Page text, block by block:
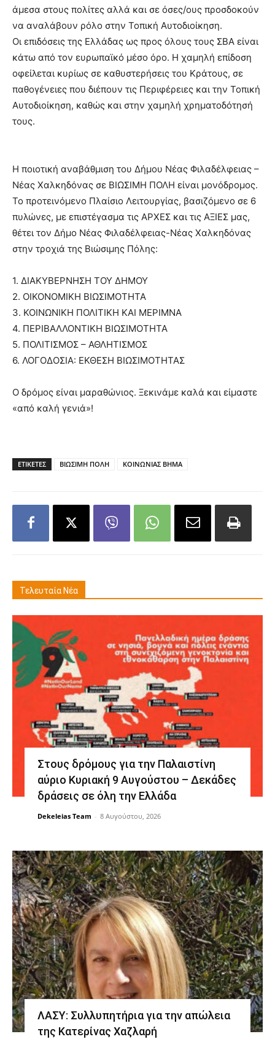
άμεσα στους πολίτες αλλά και σε όσες/ους προσδοκούν
να αναλάβουν ρόλο στην Τοπική Αυτοδιοίκηση.
Οι επιδόσεις της Ελλάδας ως προς όλους τους ΣΒΑ είναι
κάτω από τον ευρωπαϊκό μέσο όρο. Η χαμηλή επίδοση
οφείλεται κυρίως σε καθυστερήσεις του Κράτους, σε
παθογένειες που διέπουν τις Περιφέρειες και την Τοπική
Αυτοδιοίκηση, καθώς και στην χαμηλή χρηματοδότησή
τους.
Η ποιοτική αναβάθμιση του Δήμου Νέας Φιλαδέλφειας –
Νέας Χαλκηδόνας σε ΒΙΩΣΙΜΗ ΠΟΛΗ είναι μονόδρομος.
Το προτεινόμενο Πλαίσιο Λειτουργίας, βασιζόμενο σε 6
πυλώνες, με επιστέγασμα τις ΑΡΧΕΣ και τις ΑΞΙΕΣ μας,
θέτει τον Δήμο Νέας Φιλαδέλφειας-Νέας Χαλκηδόνας
στην τροχιά της Βιώσιμης Πόλης:
1. ΔΙΑΚΥΒΕΡΝΗΣΗ ΤΟΥ ΔΗΜΟΥ
2. ΟΙΚΟΝΟΜΙΚΗ ΒΙΩΣΙΜΟΤΗΤΑ
3. ΚΟΙΝΩΝΙΚΗ ΠΟΛΙΤΙΚΗ ΚΑΙ ΜΕΡΙΜΝΑ
4. ΠΕΡΙΒΑΛΛΟΝΤΙΚΗ ΒΙΩΣΙΜΟΤΗΤΑ
5. ΠΟΛΙΤΙΣΜΟΣ – ΑΘΛΗΤΙΣΜΟΣ
6. ΛΟΓΟΔΟΣΙΑ: ΕΚΘΕΣΗ ΒΙΩΣΙΜΟΤΗΤΑΣ
Ο δρόμος είναι μαραθώνιος. Ξεκινάμε καλά και είμαστε
«από καλή γενιά»!
ΕΤΙΚΕΤΕΣ ΒΙΩΣΙΜΗ ΠΟΛΗ ΚΟΙΝΩΝΙΑΣ ΒΗΜΑ
Τελευταία Νέα
Στους δρόμους για την Παλαιστίνη
αύριο Κυριακή 9 Αυγούστου – Δεκάδες
δράσεις σε όλη την Ελλάδα
Dekeleias Team - 8 Αυγούστου, 2026
ΛΑΣΥ: Συλλυπητήρια για την απώλεια
της Κατερίνας Χαζλαρή